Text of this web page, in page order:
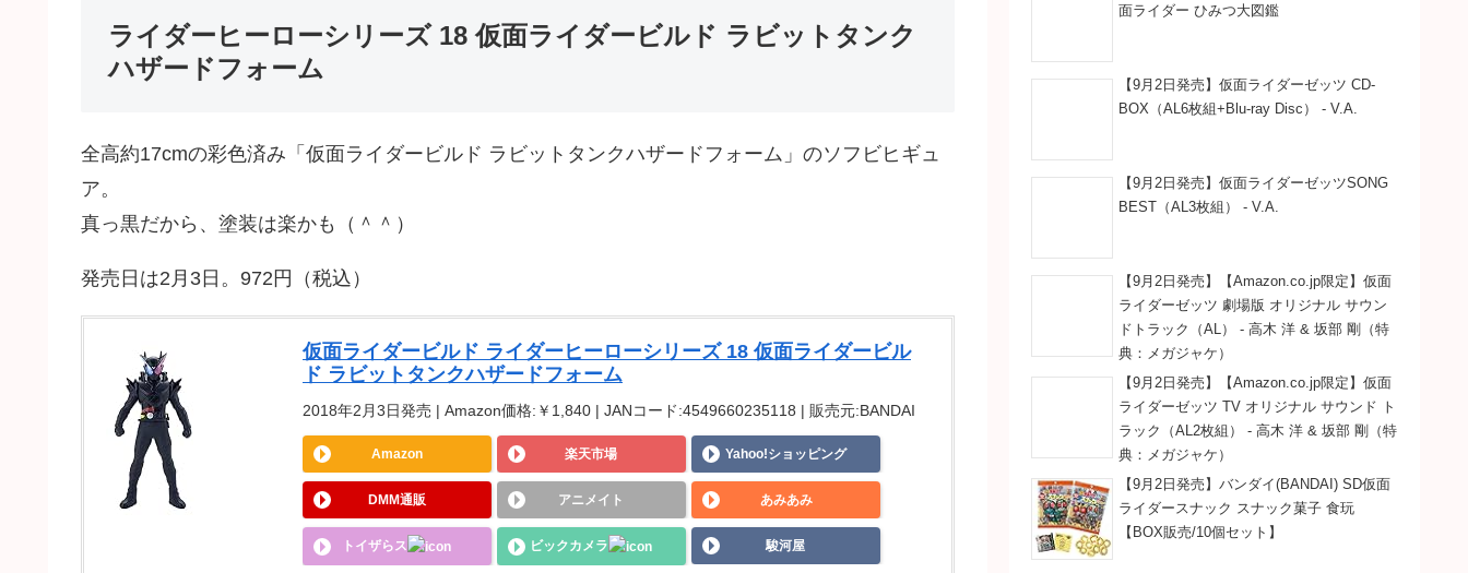
ライダーヒーローシリーズ 18 仮面ライダービルド ラビットタンク
ハザードフォーム
全高約17cmの彩色済み「仮面ライダービルド ラビットタンクハザードフォーム」のソフビヒギュ
ア。
真っ黒だから、塗装は楽かも（＾＾）
発売日は2月3日。972円（税込）
仮面ライダービルド ライダーヒーローシリーズ 18 仮面ライダービル
ド ラビットタンクハザードフォーム
2018年2月3日発売 | Amazon価格:￥1,840 | JANコード:4549660235118 | 販売元:BANDAI
Amazon 楽天市場 Yahoo!ショッピング
DMM通販 アニメイト あみあみ
トイザらス ビックカメラ 駿河屋
面ライダー ひみつ大図鑑
【9月2日発売】仮面ライダーゼッツ CD-
BOX（AL6枚組+Blu-ray Disc） - V.A.
【9月2日発売】仮面ライダーゼッツSONG
BEST（AL3枚組） - V.A.
【9月2日発売】【Amazon.co.jp限定】仮面
ライダーゼッツ 劇場版 オリジナル サウン
ドトラック（AL） - 高木 洋 & 坂部 剛（特
典：メガジャケ）
【9月2日発売】【Amazon.co.jp限定】仮面
ライダーゼッツ TV オリジナル サウンド ト
ラック（AL2枚組） - 高木 洋 & 坂部 剛（特
典：メガジャケ）
【9月2日発売】バンダイ(BANDAI) SD仮面
ライダースナック スナック菓子 食玩
【BOX販売/10個セット】